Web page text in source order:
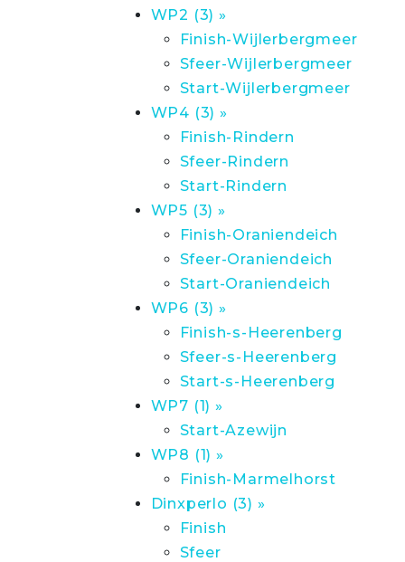
WP2 (3) »
Finish-Wijlerbergmeer
Sfeer-Wijlerbergmeer
Start-Wijlerbergmeer
WP4 (3) »
Finish-Rindern
Sfeer-Rindern
Start-Rindern
WP5 (3) »
Finish-Oraniendeich
Sfeer-Oraniendeich
Start-Oraniendeich
WP6 (3) »
Finish-s-Heerenberg
Sfeer-s-Heerenberg
Start-s-Heerenberg
WP7 (1) »
Start-Azewijn
WP8 (1) »
Finish-Marmelhorst
Dinxperlo (3) »
Finish
Sfeer